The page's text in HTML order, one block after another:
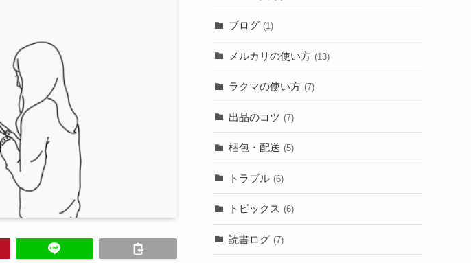
ブログ (1)
メルカリの使い方 (13)
ラクマの使い方 (7)
出品のコツ (7)
梱包・配送 (5)
トラブル (6)
トピックス (6)
読書ログ (7)